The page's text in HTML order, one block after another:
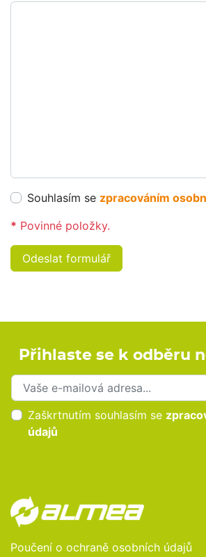
Souhlasím se zpracováním
* Povinné položky.
Odeslat formulář
Přihlaste se k odběru
Přihlaste se k odběru novinek
Zaškrtnutím souhlasím se
údajů
Poučení o ochraně osobních údajů